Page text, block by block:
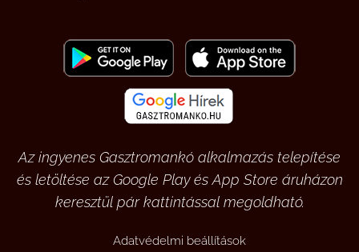
Az ingyenes Gasztromankó alkalmazás telepítése
és letöltése az Google Play és App Store áruházon
keresztül pár kattintással megoldható.
Adatvédelmi beállítások